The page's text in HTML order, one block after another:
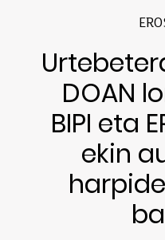
DOAN
BIPI eta
ekin